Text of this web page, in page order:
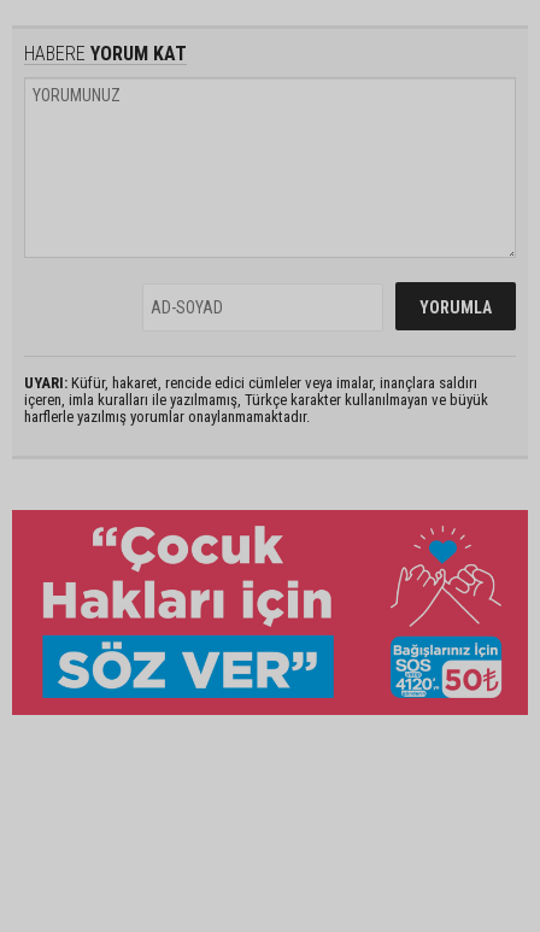
HABERE YORUM KAT
UYARI: Küfür, hakaret, rencide edici cümleler veya imalar, inançlara saldırı
içeren, imla kuralları ile yazılmamış, Türkçe karakter kullanılmayan ve büyük
harflerle yazılmış yorumlar onaylanmamaktadır.